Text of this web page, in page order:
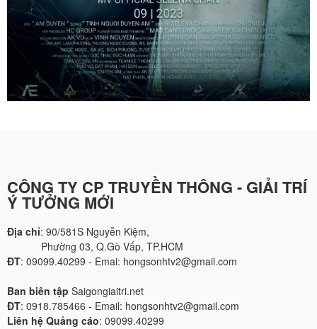
CÔNG TY CP TRUYỀN THÔNG - GIẢI TRÍ
Ý TƯỞNG MỚI
Địa chỉ: 90/581S Nguyễn Kiệm,
Phường 03, Q.Gò Vấp, TP.HCM
ĐT: 09099.40299 - Emai: hongsonhtv2@gmail.com
Ban biên tập Saigongiaitri.net
ĐT: 0918.785466 - Email: hongsonhtv2@gmail.com
Liên hệ Quảng cáo: 09099.40299